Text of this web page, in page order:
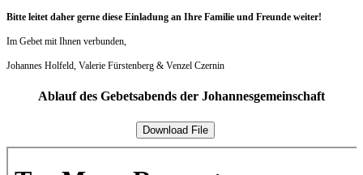
Bitte leitet daher gerne diese Einladung an Ihre Familie und Freunde weiter!
Im Gebet mit Ihnen verbunden,
Johannes Holfeld, Valerie Fürstenberg & Venzel Czernin
Ablauf des Gebetsabends der Johannesgemeinschaft
Download File